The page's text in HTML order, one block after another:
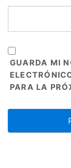
GUARDA MI
PARA LA